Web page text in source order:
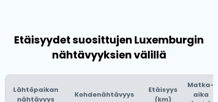
Etäisyydet suosittujen Luxemburgin
nähtävyyksien välillä
Lähtöpaikan
nähtävyys
Kohdenähtävyys
Etäisyys
(km)
Matka-
aika